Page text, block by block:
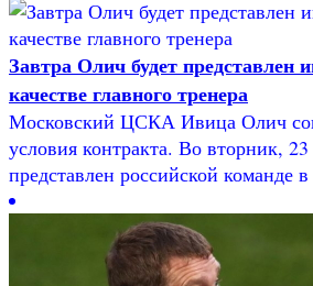
Завтра Олич будет
качестве главного тренера
Московский ЦСКА Ивица Олич
условия контракта. Во вторник, 23
представлен российской команде